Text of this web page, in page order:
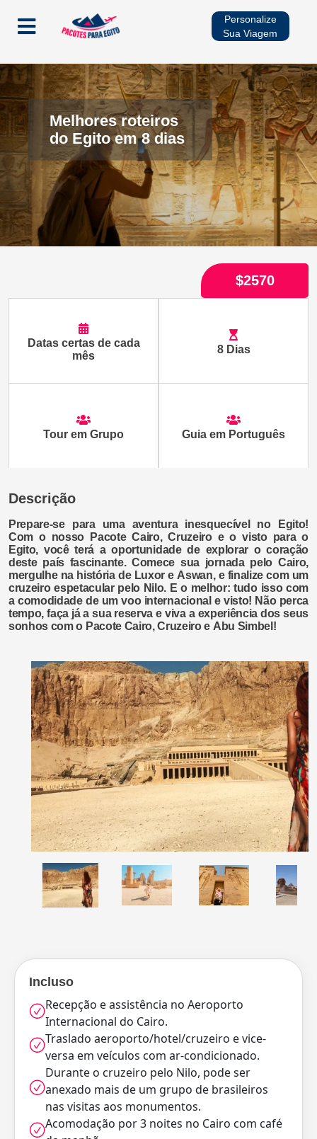
Personalize
Sua Viagem
Início
Pacotes
Cruzeiros no Rio Nilo
Multidestinos
Viagens Sazonais
Melhores roteiros
do Egito em 8 dias
$2570
Datas certas de cada
mês
8 Dias
Tour em Grupo Guia em Português
Descrição
Prepare-se para uma aventura inesquecível no Egito!
Com o nosso PacoteCairo, Cruzeiro e o visto para o
Egito, você terá a oportunidade de explorar o coração
deste país fascinante. Comece sua jornada pelo Cairo,
mergulhe na história de Luxor e Aswan, e finalize com um
cruzeiroespetacular pelo Nilo. E o melhor: tudo isso com
a comodidade de um voo internacional e visto! Não perca
tempo, faça já a sua reserva e viva a experiência dos seus
sonhos com o Pacote Cairo, Cruzeiro e Abu Simbel!
Incluso
Recepção e assistência no Aeroporto
Internacional do Cairo.
Traslado aeroporto/hotel/cruzeiro e vice-
versa em veículos com ar-condicionado.
Durante o cruzeiro pelo Nilo, pode ser
anexado mais de um grupo de brasileiros
nas visitas aos monumentos.
Acomodação por 3 noites no Cairo com café